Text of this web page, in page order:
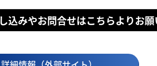
込みやお問合せはこちらよりお